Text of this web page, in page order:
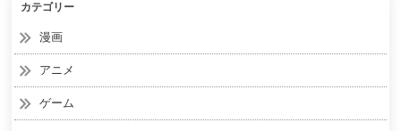
カテゴリー
漫画
アニメ
ゲーム